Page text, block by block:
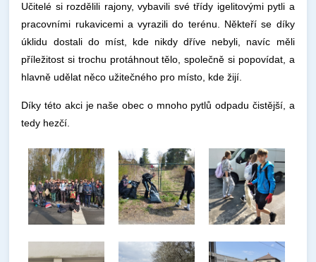
Učitelé si rozdělili rajony, vybavili své třídy igelitovými pytli a
pracovními rukavicemi a vyrazili do terénu. Někteří se díky
úklidu dostali do míst, kde nikdy dříve nebyli, navíc měli
příležitost si trochu protáhnout tělo, společně si popovídat, a
hlavně udělat něco užitečného pro místo, kde žijí.
Díky této akci je naše obec o mnoho pytlů odpadu čistější, a
tedy hezčí.